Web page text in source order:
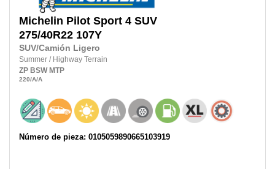
Michelin Pilot Sport 4 SUV
275/40R22 107Y
SUV/Camión Ligero
Summer / Highway Terrain
ZP BSW MTP
220/A/A
Número de pieza: 0105059890665103919